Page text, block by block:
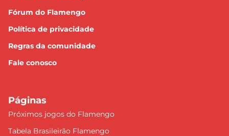
Fórum do Flamengo
Política de privacidade
Regras da comunidade
Fale conosco
Páginas
Próximos jogos do Flamengo
Tabela Brasileirão Flamengo